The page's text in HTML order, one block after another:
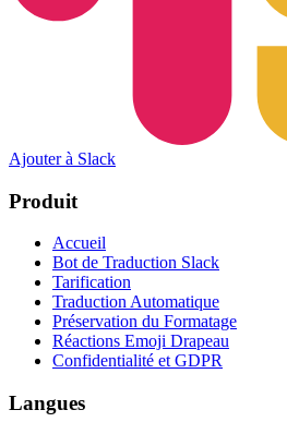
Ajouter à Slack
Produit
Accueil
Bot de Traduction Slack
Tarification
Traduction Automatique
Préservation du Formatage
Réactions Emoji Drapeau
Confidentialité et GDPR
Langues